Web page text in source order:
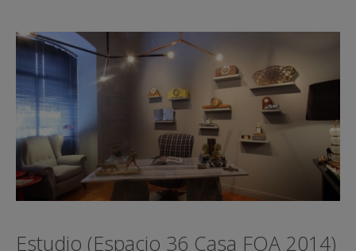
Estudio (Espacio 36 Casa FOA 2014)